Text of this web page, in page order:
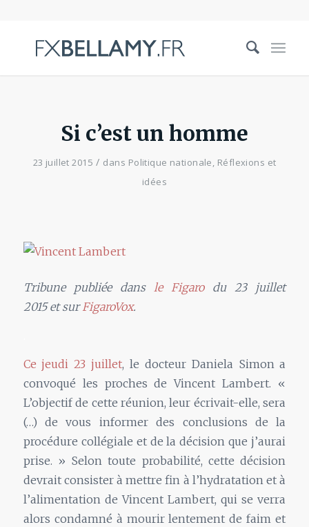
Si c’est un homme
23 juillet 2015 / dans Politique nationale, Réflexions et
idées
Tribune publiée dans le Figarodu 23 juillet
2015 et surFigaroVox.
Ce jeudi 23 juillet, le docteur Daniela Simon a
convoqué les proches de Vincent Lambert. «
L’objectif de cette réunion, leur écrivait-elle, sera
(…) de vous informer des conclusions de la
procédure collégiale et de la décision que j’aurai
prise. » Selon toute probabilité, cette décision
devrait consister à mettre fin à l’hydratation et à
l’alimentation de Vincent Lambert, qui se verra
alors condamné à mourir lentement de faim et